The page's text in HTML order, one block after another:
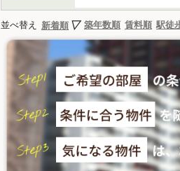
並べ替え 新着順 築年数順 賃料順 駅徒